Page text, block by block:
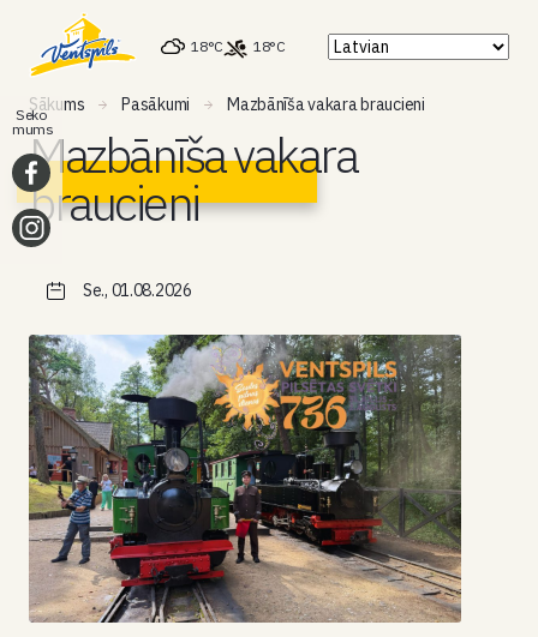
18°C 18°C
Sākums Pasākumi Mazbānīša vakara braucieni
Mazbānīša vakara
braucieni
Se., 01.08.2026
Seko
mums